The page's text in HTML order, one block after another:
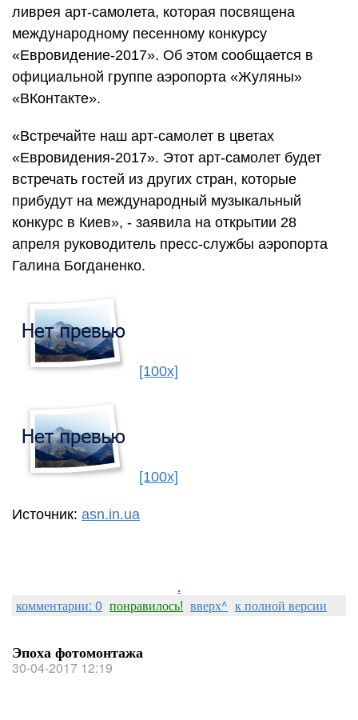
ливрея арт-самолета, которая посвящена
международному песенному конкурсу
«Евровидение-2017». Об этом сообщается в
официальной группе аэропорта «Жуляны»
«ВКонтакте».
«Встречайте наш арт-самолет в цветах
«Евровидения-2017». Этот арт-самолет будет
встречать гостей из других стран, которые
прибудут на международный музыкальный
конкурс в Киев», - заявила на открытии 28
апреля руководитель пресс-службы аэропорта
Галина Богданенко.
[100x]
[100x]
Источник: asn.in.ua
.
комментарии: 0 понравилось! вверх^ к полной версии
Эпоха фотомонтажа
30-04-2017 12:19